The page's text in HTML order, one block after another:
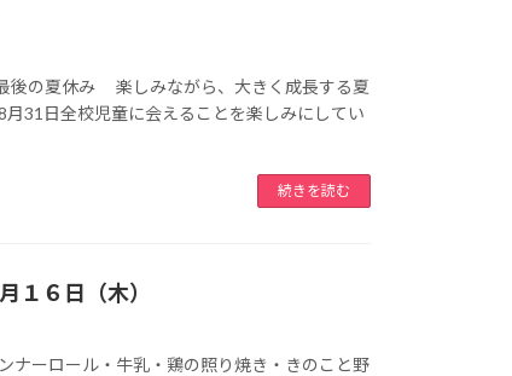
後の夏休み 楽しみながら、大きく成長する夏
月31日全校児童に会えることを楽しみにしてい
続きを読む
６日（木）
ナーロール・牛乳・鶏の照り焼き・きのこと野